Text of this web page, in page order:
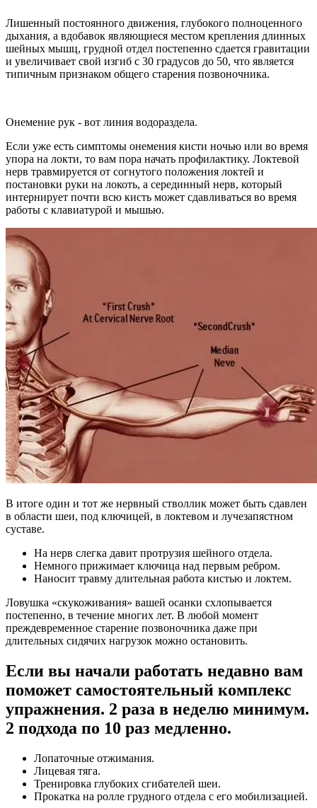
Лишенный постоянного движения, глубокого полноценного
дыхания, а вдобавок являющиеся местом крепления длинных
шейных мышц, грудной отдел постепенно сдается гравитации
и увеличивает свой изгиб с 30 градусов до 50, что является
типичным признаком общего старения позвоночника.
Онемение рук - вот линия водораздела.
Если уже есть симптомы онемения кисти ночью или во время
упора на локти, то вам пора начать профилактику. Локтевой
нерв травмируется от согнутого положения локтей и
постановки руки на локоть, а серединный нерв, который
интернирует почти всю кисть может сдавливаться во время
работы с клавиатурой и мышью.
В итоге один и тот же нервный стволлик может быть сдавлен
в области шеи, под ключицей, в локтевом и лучезапястном
суставе.
На нерв слегка давит протрузия шейного отдела.
Немного прижимает ключица над первым ребром.
Наносит травму длительная работа кистью и локтем.
Ловушка «скукоживания» вашей осанки схлопывается
постепенно, в течение многих лет. В любой момент
преждевременное старение позвоночника даже при
длительных сидячих нагрузок можно остановить.
Если вы начали работать недавно вам
поможет самостоятельный комплекс
упражнения. 2 раза в неделю минимум.
2 подхода по 10 раз медленно.
Лопаточные отжимания.
Лицевая тяга.
Тренировка глубоких сгибателей шеи.
Прокатка на ролле грудного отдела с его мобилизацией.